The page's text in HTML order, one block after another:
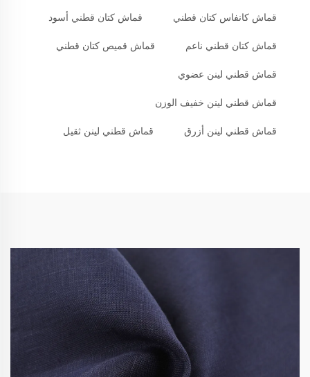
قماش كانفاس كتان قطني قماش كتان قطني أسود
قماش كتان قطني ناعم قماش قميص كتان قطني
قماش قطني لينن عضوي
قماش قطني لينن خفيف الوزن
قماش قطني لينن أزرق قماش قطني لينن ثقيل